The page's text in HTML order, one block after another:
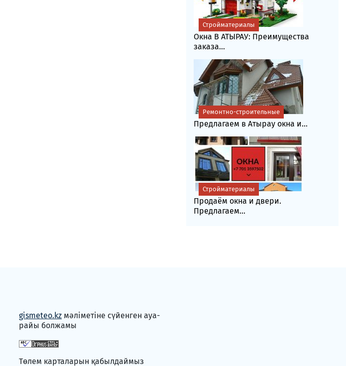
Окна В АТЫРАУ: Преимущества
заказа...
Стройматериалы
Предлагаем в Атырау окна и...
Ремонтно-строительные
Продаём окна и двери.
Предлагаем...
Стройматериалы
gismeteo.kz мәліметіне сүйенген ауа-
райы болжамы
Төлем карталарын қабылдаймыз